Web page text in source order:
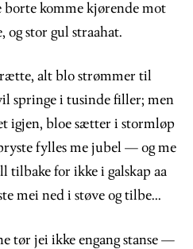
borte komme kjørende mot
stor gul straahat.
alt blo strømmer til
springe i tusinde filler; men
igjen, bloe sætter i stormløp
fylles me jubel — og me
tilbake for ikke i galskap aa
mei ned i støve og tilbe...
tør jei ikke engang stanse —